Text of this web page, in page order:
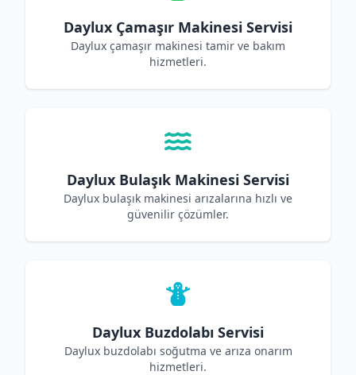
Daylux Çamaşır Makinesi Servisi
Daylux çamaşır makinesi tamir ve bakım
hizmetleri.
Daylux Bulaşık Makinesi Servisi
Daylux bulaşık makinesi arızalarına hızlı ve
güvenilir çözümler.
Daylux Buzdolabı Servisi
Daylux buzdolabı soğutma ve arıza onarım
hizmetleri.